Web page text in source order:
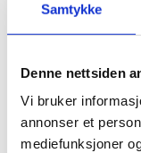
Samtykke
Denne nettsiden
Vi bruker
annonser et
mediefunksjoner
Svinesteik med surkål
Karbonade m/løk
Pris pr snitt kr67,-
Snitter eksklusiv
Skagen salat og laks